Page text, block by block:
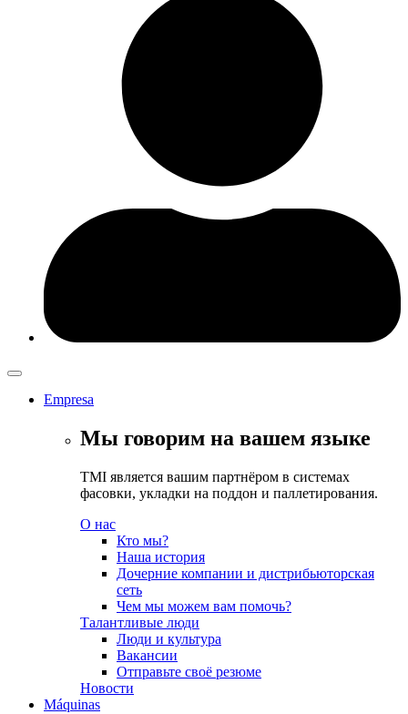
Empresa
Мы говорим на вашем языке
TMI является вашим партнёром в системах
фасовки, укладки на поддон и паллетирования.
О нас
Кто мы?
Наша история
Дочерние компании и дистрибьюторская
сеть
Чем мы можем вам помочь?
Талантливые люди
Люди и культура
Вакансии
Отправьте своё резюме
Новости
Máquinas